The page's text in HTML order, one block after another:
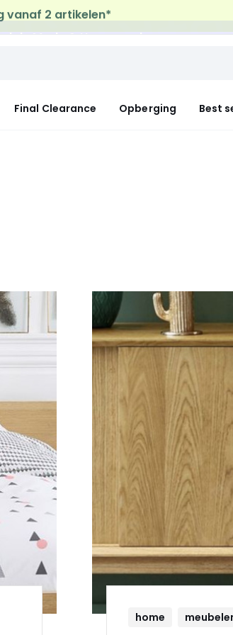
de Mode & Home aankopen
Final Clearance Opberging Best
home